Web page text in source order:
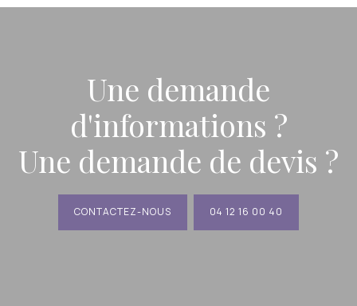
Une demande
d'informations ?
Une demande de devis ?
CONTACTEZ-NOUS 04 12 16 00 40